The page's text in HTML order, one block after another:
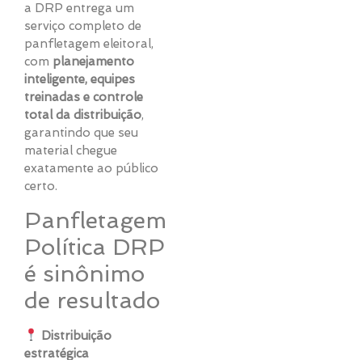
a DRP entrega um
serviço completo de
panfletagem eleitoral,
com planejamento
inteligente, equipes
treinadas e controle
total da distribuição,
garantindo que seu
material chegue
exatamente ao público
certo.
Panfletagem
Política DRP
é sinônimo
de resultado
Distribuição
estratégica